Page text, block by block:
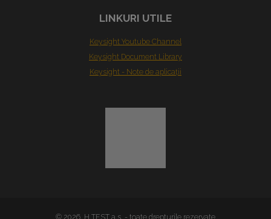
LINKURI UTILE
Keysight Youtube Channel
Keysight Document Library
Keysight - Note de aplicaţii